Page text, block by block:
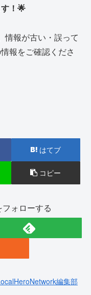
！🌟
情報が古い・誤って
報をご確認くださ
はてブ
コピー
ォローする
編集部